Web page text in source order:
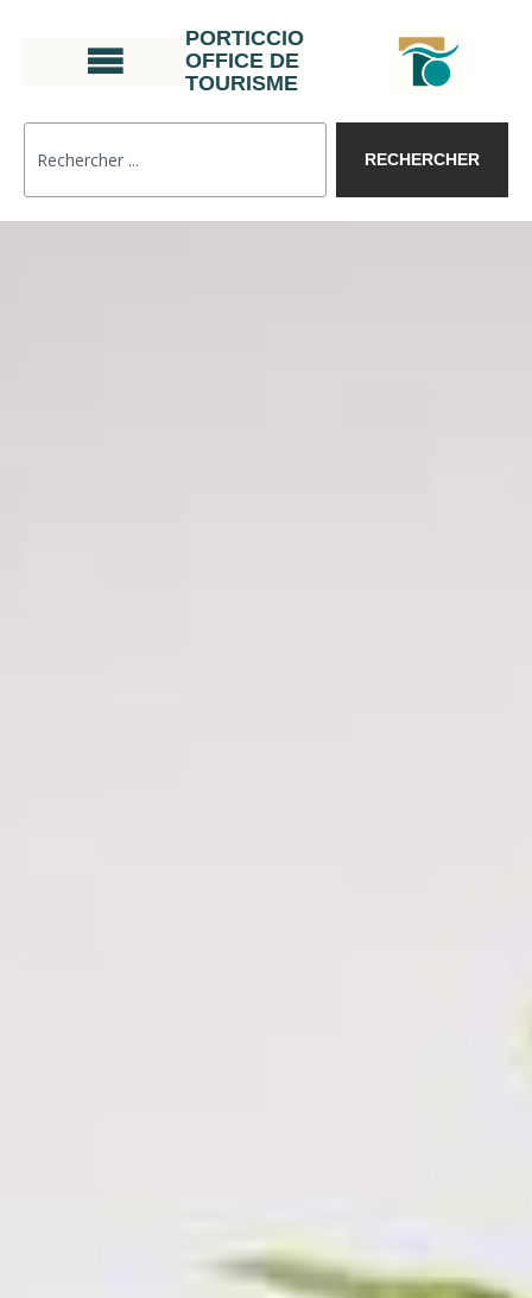
PORTICCIO
OFFICE DE
TOURISME
RECHERCHER